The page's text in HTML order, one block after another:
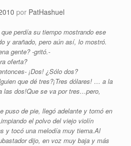
por PatHashuel
perdía su tiempo mostrando ese
y arañado, pero aún así, lo mostró.
gente? -gritó.-
oferta?
¡Dos! ¿Sólo dos?
que dé tres?¡Tres dólares! … a la
las dos!Que se va por tres…pero,
puso de pie, llegó adelante y tomó en
el polvo del viejo violín
y tocó una melodía muy tierna.Al
dijo, en voz muy baja y más